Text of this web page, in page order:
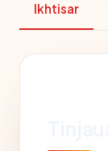
Ikhtisar